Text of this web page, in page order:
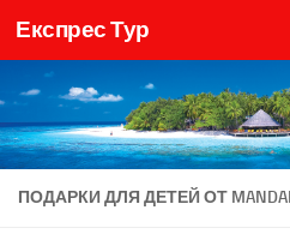
Skip to content
Експрес Тур
ПОДАРКИ ДЛЯ ДЕТЕЙ ОТ